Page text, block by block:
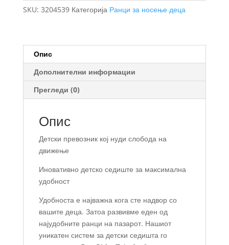
SKU: 3204539 Категорија Ранци за носење деца
Опис
Дополнителни информации
Прегледи (0)
Опис
Детски превозник кој нуди слобода на
движење
Иновативно детско седиште за максимална
удобност
Удобноста е најважна кога сте надвор со
вашите деца. Затоа развивме еден од
најудобните ранци на пазарот. Нашиот
уникатен систем за детски седишта го